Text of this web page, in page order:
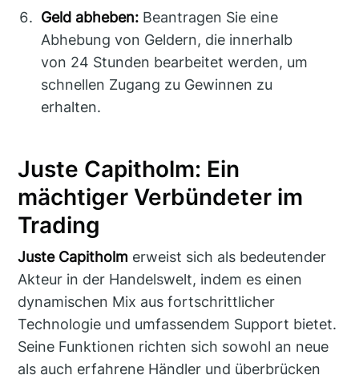
Geld abheben: Beantragen Sie eine
Abhebung von Geldern, die innerhalb
von 24 Stunden bearbeitet werden, um
schnellen Zugang zu Gewinnen zu
erhalten.
Juste Capitholm: Ein
mächtiger Verbündeter im
Trading
Juste Capitholm erweist sich als bedeutender
Akteur in der Handelswelt, indem es einen
dynamischen Mix aus fortschrittlicher
Technologie und umfassendem Support bietet.
Seine Funktionen richten sich sowohl an neue
als auch erfahrene Händler und überbrücken